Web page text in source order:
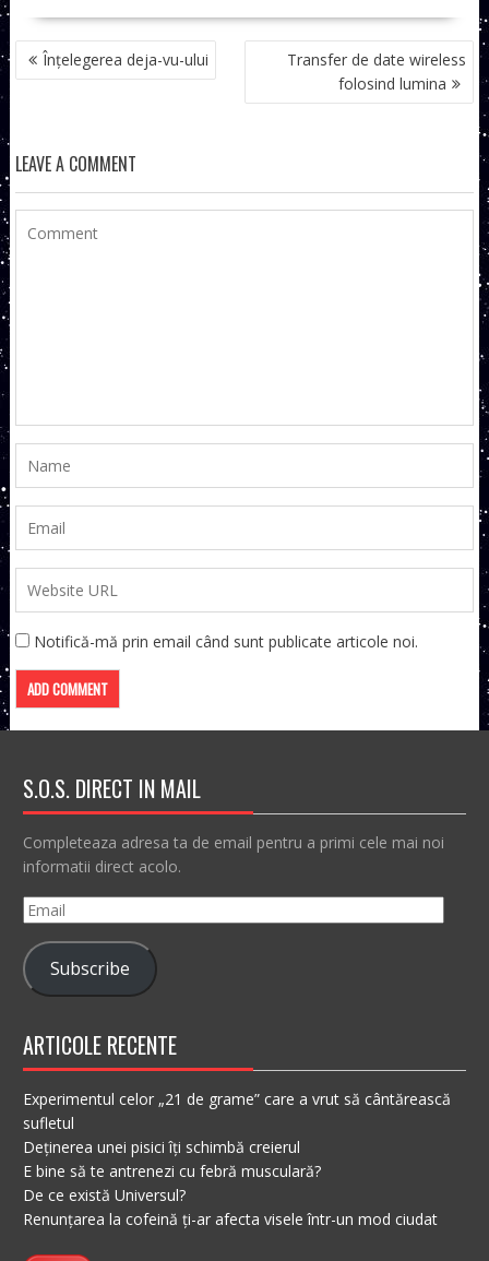
NAVIGARE
ÎN Înțelegerea deja-vu-ului
Transfer de date wireless
folosind lumina
LEAVE A COMMENT
Notifică-mă prin email când sunt publicate articole noi.
S.O.S. DIRECT IN MAIL
Completeaza adresa ta de email pentru a primi cele mai noi
informatii direct acolo.
Email
Subscribe
ARTICOLE RECENTE
Experimentul celor „21 de grame” care a vrut să cântărească
sufletul
Deținerea unei pisici îți schimbă creierul
E bine să te antrenezi cu febră musculară?
De ce există Universul?
Renunțarea la cofeină ți-ar afecta visele într-un mod ciudat